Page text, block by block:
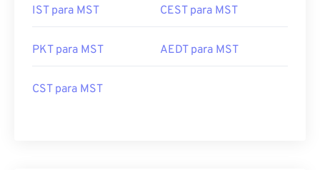
IST para MST CEST para MST
PKT para MST AEDT para MST
CST para MST